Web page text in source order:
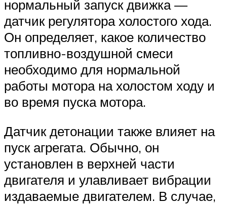
нормальный запуск движка —
датчик регулятора холостого хода.
Он определяет, какое количество
топливно-воздушной смеси
необходимо для нормальной
работы мотора на холостом ходу и
во время пуска мотора.
Датчик детонации также влияет на
пуск агрегата. Обычно, он
установлен в верхней части
двигателя и улавливает вибрации
издаваемые двигателем. В случае,